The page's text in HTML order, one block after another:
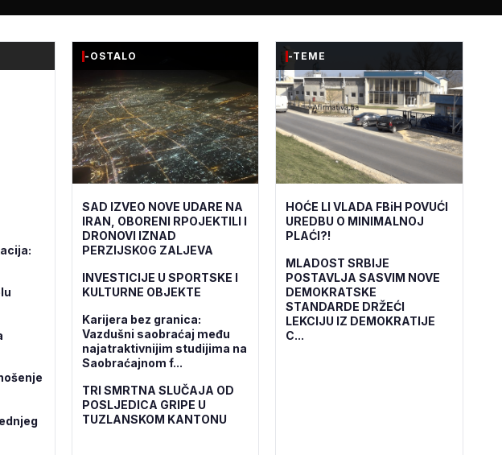
-OSTALO
SAD IZVEO NOVE UDARE NA
IRAN, OBORENI RPOJEKTILI I
DRONOVI IZNAD
PERZIJSKOG ZALJEVA
INVESTICIJE U SPORTSKE I
KULTURNE OBJEKTE
Karijera bez granica:
Vazdušni saobraćaj među
najatraktivnijim studijima na
Saobraćajnom f...
TRI SMRTNA SLUČAJA OD
POSLJEDICA GRIPE U
TUZLANSKOM KANTONU
-TEME
HOĆE LI VLADA FBiH POVUĆI
UREDBU O MINIMALNOJ
PLAĆI?!
MLADOST SRBIJE
POSTAVLJA SASVIM NOVE
DEMOKRATSKE
STANDARDE DRŽEĆI
LEKCIJU IZ DEMOKRATIJE
C...